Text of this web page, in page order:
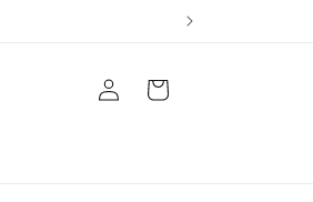
Connexion Panier